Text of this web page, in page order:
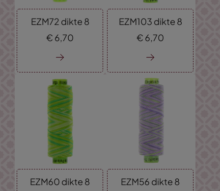
EZM72 dikte 8
€ 6,70
EZM103 dikte 8
€ 6,70
EZM60 dikte 8
EZM56 dikte 8